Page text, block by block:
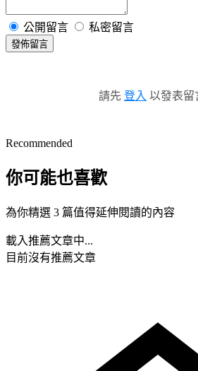
公開留言 私密留言
發佈留言
請先 登入 以發表留
Recommended
你可能也喜歡
為你精選 3 篇值得延伸閱讀的內容
載入推薦文章中...
目前沒有推薦文章